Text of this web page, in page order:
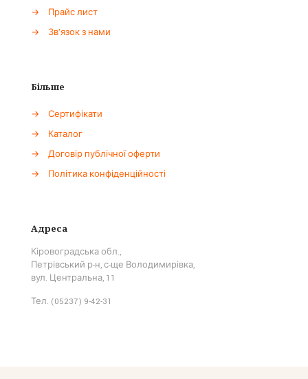
→
Прайс лист
→
Зв'язок з нами
Більше
→
Сертифікати
→
Каталог
→
Договір публічної оферти
→
Політика конфіденційності
Адреса
Кіровоградська обл.,
Петрівський р-н, с-ще Володимирівка,
вул. Центральна, 11
Тел. (05237) 9-42-31